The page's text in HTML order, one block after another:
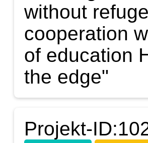
without
cooperation
of education
the edge"
Projekt-